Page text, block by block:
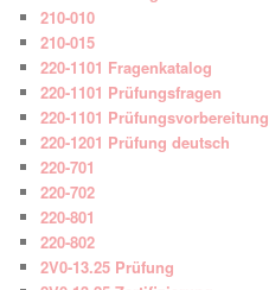
210-010
210-015
220-1101 Fragenkatalog
220-1101 Prüfungsfragen
220-1101 Prüfungsvorbereitung
220-1201 Prüfung deutsch
220-701
220-702
220-801
220-802
2V0-13.25 Prüfung